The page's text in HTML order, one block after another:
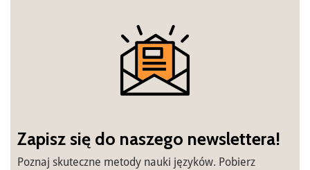
Zapisz się do naszego newslettera!
Poznaj skuteczne metody nauki języków. Pobierz